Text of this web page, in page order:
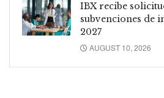
IBX recibe
subvenciones de
2027
AUGUST 10, 2026